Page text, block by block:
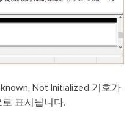
Not Initialized 기호가
표시됩니다.